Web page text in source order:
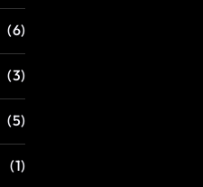
(6)
(3)
(5)
(1)